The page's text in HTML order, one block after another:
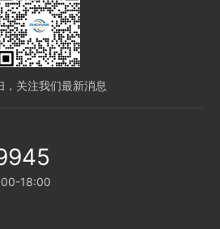
，关注我们最新消息
18:00